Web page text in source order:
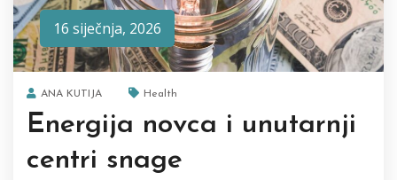
16 siječnja, 2026
ANA KUTIJA Health
Energija novca i unutarnji
centri snage